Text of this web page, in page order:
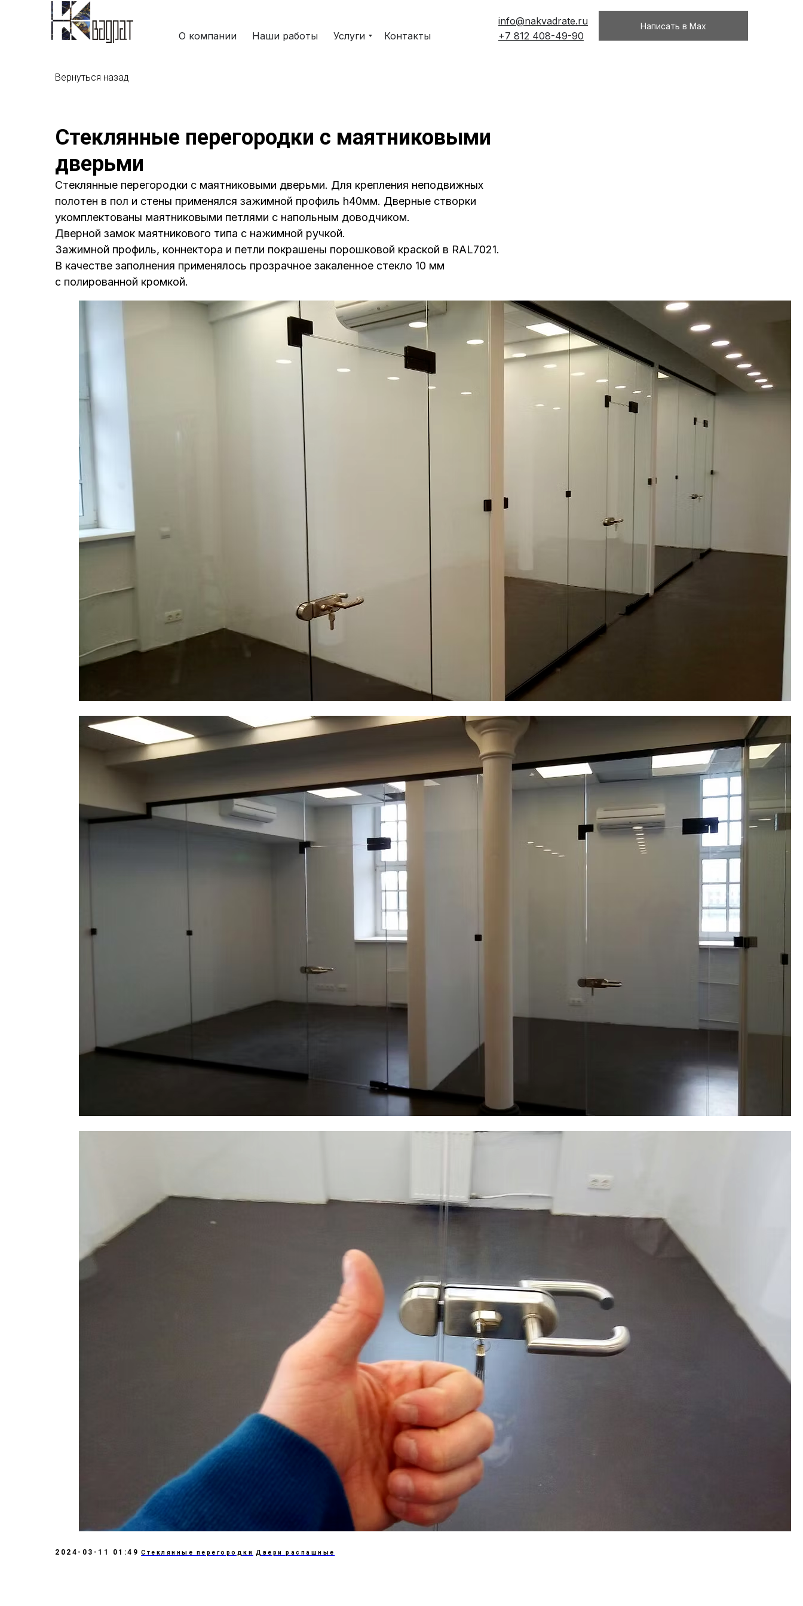
info@nakvadrate.ru
+7 812 408-49-90
Написать в Max
О компании Наши работы Услуги Контакты
Вернуться назад
Стеклянные перегородки с маятниковыми
дверьми
Стеклянные перегородки с маятниковыми дверьми. Для крепления неподвижных
полотен в пол и стены применялся зажимной профиль h40мм. Дверные створки
укомплектованы маятниковыми петлями с напольным доводчиком.
Дверной замок маятникового типа с нажимной ручкой.
Зажимной профиль, коннектора и петли покрашены порошковой краской в RAL7021.
В качестве заполнения применялось прозрачное закаленное стекло 10 мм
с полированной кромкой.
2024-03-11 01:49 Стеклянные перегородки Двери распашные